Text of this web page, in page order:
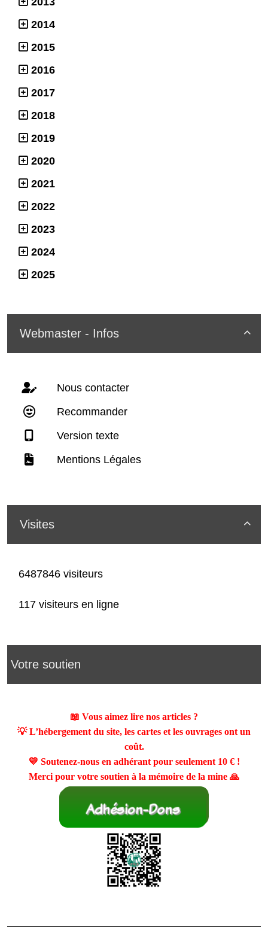
2014
2015
2016
2017
2018
2019
2020
2021
2022
2023
2024
2025

Webmaster - Infos
Nous contacter
Recommander
Version texte
Mentions Légales

Visites
6487846 visiteurs
117 visiteurs en ligne
Votre soutien
📖 Vous aimez lire nos articles ?
💡 L’hébergement du site, les cartes et les ouvrages ont un
coût.
💛 Soutenez-nous en adhérant pour seulement 10 €!
Merci pour votre soutien à la mémoire de la mine 🙏